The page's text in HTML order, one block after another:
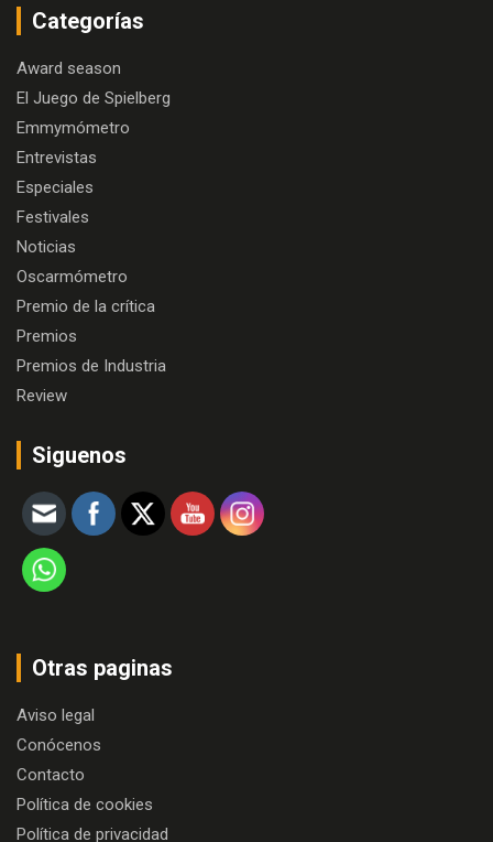
Categorías
Award season
El Juego de Spielberg
Emmymómetro
Entrevistas
Especiales
Festivales
Noticias
Oscarmómetro
Premio de la crítica
Premios
Premios de Industria
Review
Siguenos
Otras paginas
Aviso legal
Conócenos
Contacto
Política de cookies
Política de privacidad